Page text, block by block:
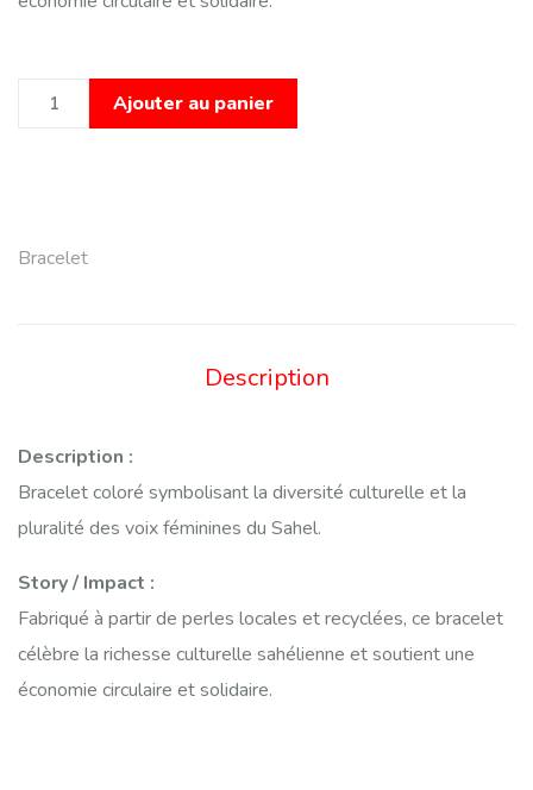
Ajouter au panier
Bracelet
Description
Description :
Bracelet coloré symbolisant la diversité culturelle et la
pluralité des voix féminines du Sahel.
Story / Impact :
Fabriqué à partir de perles locales et recyclées, ce bracelet
célèbre la richesse culturelle sahélienne et soutient une
économie circulaire et solidaire.